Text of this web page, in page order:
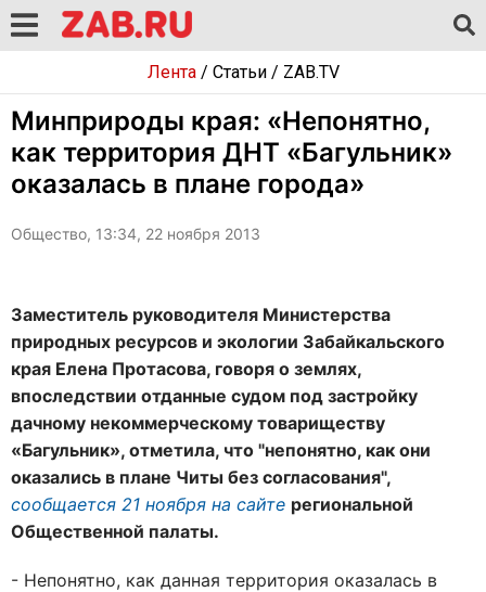
Лента/ Статьи/ ZAB.TV
Минприроды края: «Непонятно,
как территория ДНТ «Багульник»
оказалась в плане города»
Общество, 13:34, 22 ноября 2013
Заместитель руководителя Министерства
природных ресурсов и экологии Забайкальского
края Елена Протасова, говоря о землях,
впоследствии отданные судом под застройку
дачному некоммерческому товариществу
«Багульник», отметила, что "непонятно, как они
оказались в плане Читы без согласования",
сообщается 21 ноября на сайте региональной
Общественной палаты.
- Непонятно, как данная территория оказалась в